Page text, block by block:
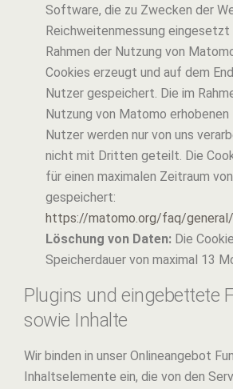
Software, die zu Zwecken der
Reichweitenmessung eingesetzt
Rahmen der Nutzung von
Cookies erzeugt und auf dem
Nutzer gespeichert. Die im
Nutzung von Matomo erhobenen
Nutzer werden nur von uns
nicht mit Dritten geteilt. Die
für einen maximalen Zeitraum
gespeichert:
https://matomo.org/faq/
Löschung von Daten:Die
Speicherdauer von maximal 13
Plugins und eingebettete
sowie Inhalte
Wir binden in unser Onlineangebot
Inhaltselemente ein, die von den